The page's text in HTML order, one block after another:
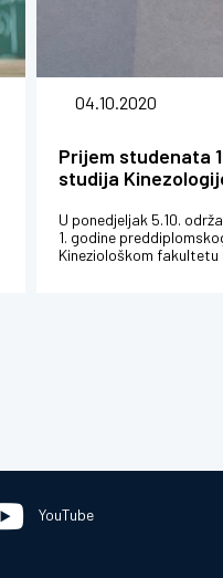
04.10.2020
Prijem studenata
studija
U ponedjeljak 5.10.
1. godine
Kineziološkom
YouTube